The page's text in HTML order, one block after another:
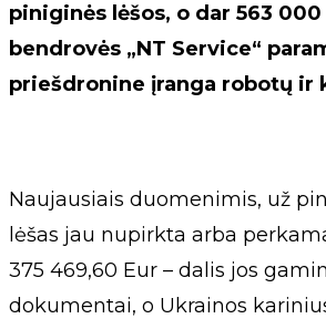
piniginės lėšos, o dar 563 000
bendrovės „NT Service“
priešdronine įranga robotų ir
Naujausiais duomenimis, už
lėšas jau nupirkta arba
375 469,60 Eur – dalis jos
dokumentai, o Ukrainos